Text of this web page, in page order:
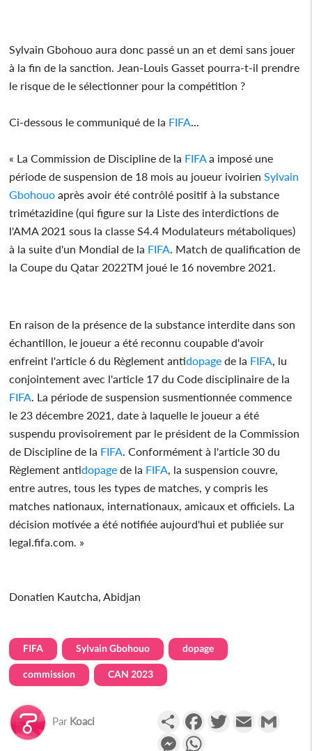
Sylvain Gbohouo aura donc passé un an et demi sans jouer
à la fin de la sanction. Jean-Louis Gasset pourra-t-il prendre
le risque de le sélectionner pour la compétition ?
Ci-dessous le communiqué de la FIFA...
« La Commission de Discipline de la FIFAa imposé une
période de suspension de 18 mois au joueur ivoirienSylvain
Gbohouo après avoir été contrôlé positif à la substance
trimétazidine (qui figure sur la Liste des interdictions de
l'AMA 2021 sous la classe S4.4 Modulateurs métaboliques)
à la suite d'un Mondial de la FIFA. Match de qualification de
la Coupe du Qatar 2022TM joué le 16 novembre 2021.
En raison de la présence de la substance interdite dans son
échantillon, le joueur a été reconnu coupable d'avoir
enfreint l'article 6 du Règlement antidopage de la FIFA, lu
conjointement avec l'article 17 du Code disciplinaire de la
FIFA. La période de suspension susmentionnée commence
le 23 décembre 2021, date à laquelle le joueur a été
suspendu provisoirement par le président de la Commission
de Discipline de la FIFA. Conformément à l'article 30 du
Règlement antidopage de la FIFA, la suspension couvre,
entre autres, tous les types de matches, y compris les
matches nationaux, internationaux, amicaux et officiels. La
décision motivée a été notifiée aujourd'hui et publiée sur
legal.fifa.com. »
Donatien Kautcha, Abidjan
FIFA Sylvain Gbohouo dopage
commission CAN 2023
Par Koaci PartagerFacebookTwitterEmail
Messenger